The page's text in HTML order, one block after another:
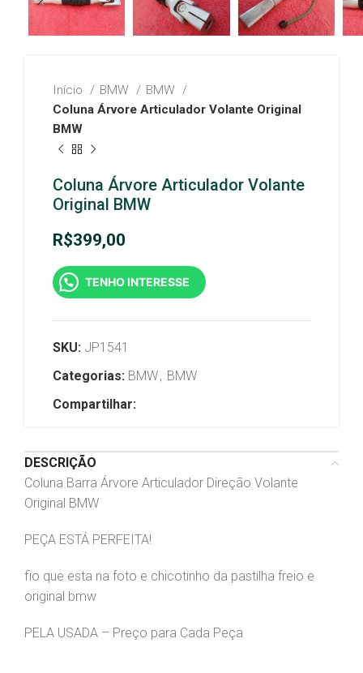
Início BMW
BMW
Coluna Árvore Articulador Volante Original
BMW
Coluna Árvore Articulador Volante
Original BMW
R$399,00
TENHO INTERESSE
SKU: JP1541
Categorias: BMW, BMW
Compartilhar:
DESCRIÇÃO
Coluna Barra Árvore Articulador Direção Volante
Original BMW
PEÇA ESTÁ PERFEITA!
fio que esta na foto e chicotinho da pastilha freio e
original bmw
PELA USADA – Preço para Cada Peça